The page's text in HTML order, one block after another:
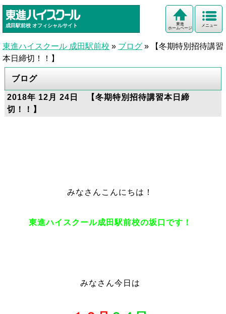
成田駅前校 オフィシャルサイト メニュー
東進
ホームページ
東進ハイスクール 成田駅前校 » ブログ »
【冬期特別招待講習
本日締切！！】
ブログ
2018年 12月 24日 【冬期特別招待講習本日締
切！！】
みなさんこんにちは！
東進ハイスクール成田駅前校の坂口です！
みなさん今日は